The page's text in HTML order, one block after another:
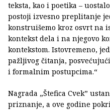
teksta, kao i poetika –
postoji izvesno preplitanje
konstruišemo kroz osvrt na
kontekst dela i na njegovo
kontekstom. Istovremeno,
pažljivog čitanja,
i formalnim postupcima.“
Nagrada „Štefica Cvek”
priznanje, a ove godine